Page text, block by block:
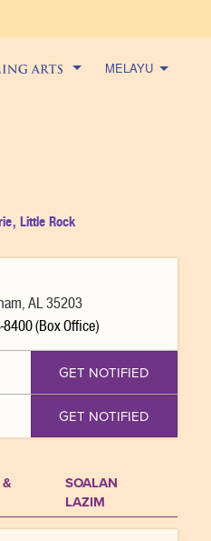
MELAYU
, Little Rock
AL 35203
(Box Office)
GET NOTIFIED
GET NOTIFIED
SOALAN
LAZIM